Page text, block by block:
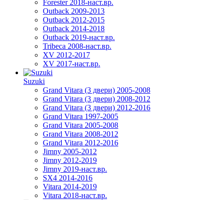
Forester 2018-наст.вр.
Outback 2009-2013
Outback 2012-2015
Outback 2014-2018
Outback 2019-наст.вр.
Tribeca 2008-наст.вр.
XV 2012-2017
XV 2017-наст.вр.
Suzuki
Grand Vitara (3 двери) 2005-2008
Grand Vitara (3 двери) 2008-2012
Grand Vitara (3 двери) 2012-2016
Grand Vitara 1997-2005
Grand Vitara 2005-2008
Grand Vitara 2008-2012
Grand Vitara 2012-2016
Jimny 2005-2012
Jimny 2012-2019
Jimny 2019-наст.вр.
SX4 2014-2016
Vitara 2014-2019
Vitara 2018-наст.вр.